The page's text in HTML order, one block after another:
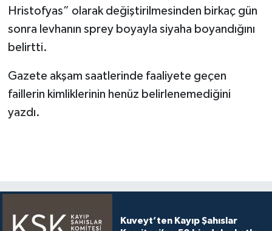
Hristofyas” olarak değiştirilmesinden birkaç gün
sonra levhanın sprey boyayla siyaha boyandığını
belirtti.
Gazete akşam saatlerinde faaliyete geçen
faillerin kimliklerinin henüz belirlenemediğini
yazdı.
Kuveyt’ten Kayıp Şahıslar